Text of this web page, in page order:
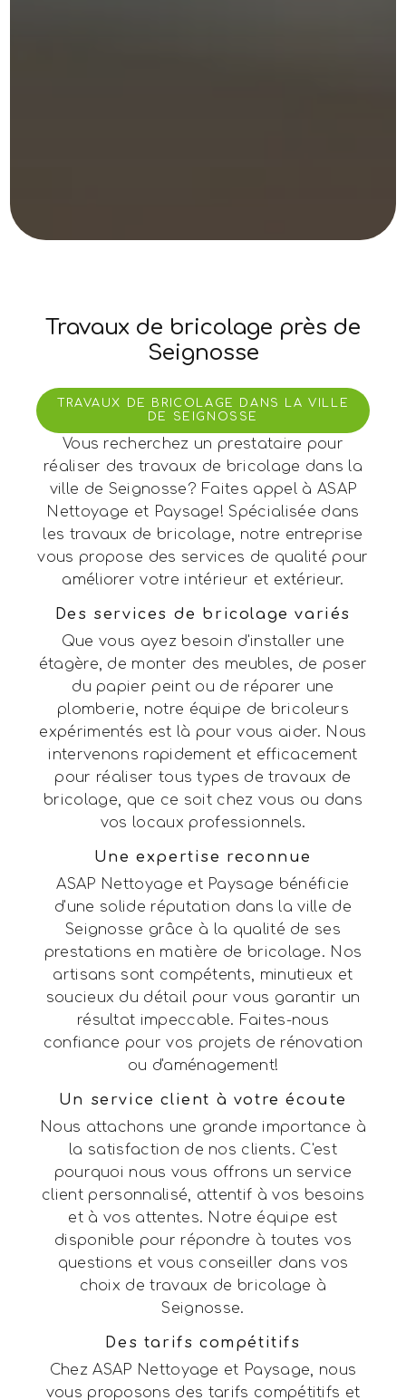
Travaux de bricolage près de
Seignosse
TRAVAUX DE BRICOLAGE DANS LA VILLE
DE SEIGNOSSE
Vous recherchez un prestataire pour
réaliser des travaux de bricolage dans la
ville de Seignosse? Faites appel à ASAP
Nettoyage et Paysage! Spécialisée dans
les travaux de bricolage, notre entreprise
vous propose des services de qualité pour
améliorer votre intérieur et extérieur.
Des services de bricolage variés
Que vous ayez besoin d'installer une
étagère, de monter des meubles, de poser
du papier peint ou de réparer une
plomberie, notre équipe de bricoleurs
expérimentés est là pour vous aider. Nous
intervenons rapidement et efficacement
pour réaliser tous types de travaux de
bricolage, que ce soit chez vous ou dans
vos locaux professionnels.
Une expertise reconnue
ASAP Nettoyage et Paysage bénéficie
d'une solide réputation dans la ville de
Seignosse grâce à la qualité de ses
prestations en matière de bricolage. Nos
artisans sont compétents, minutieux et
soucieux du détail pour vous garantir un
résultat impeccable. Faites-nous
confiance pour vos projets de rénovation
ou d'aménagement!
Un service client à votre écoute
Nous attachons une grande importance à
la satisfaction de nos clients. C'est
pourquoi nous vous offrons un service
client personnalisé, attentif à vos besoins
et à vos attentes. Notre équipe est
disponible pour répondre à toutes vos
questions et vous conseiller dans vos
choix de travaux de bricolage à
Seignosse.
Des tarifs compétitifs
Chez ASAP Nettoyage et Paysage, nous
vous proposons des tarifs compétitifs et